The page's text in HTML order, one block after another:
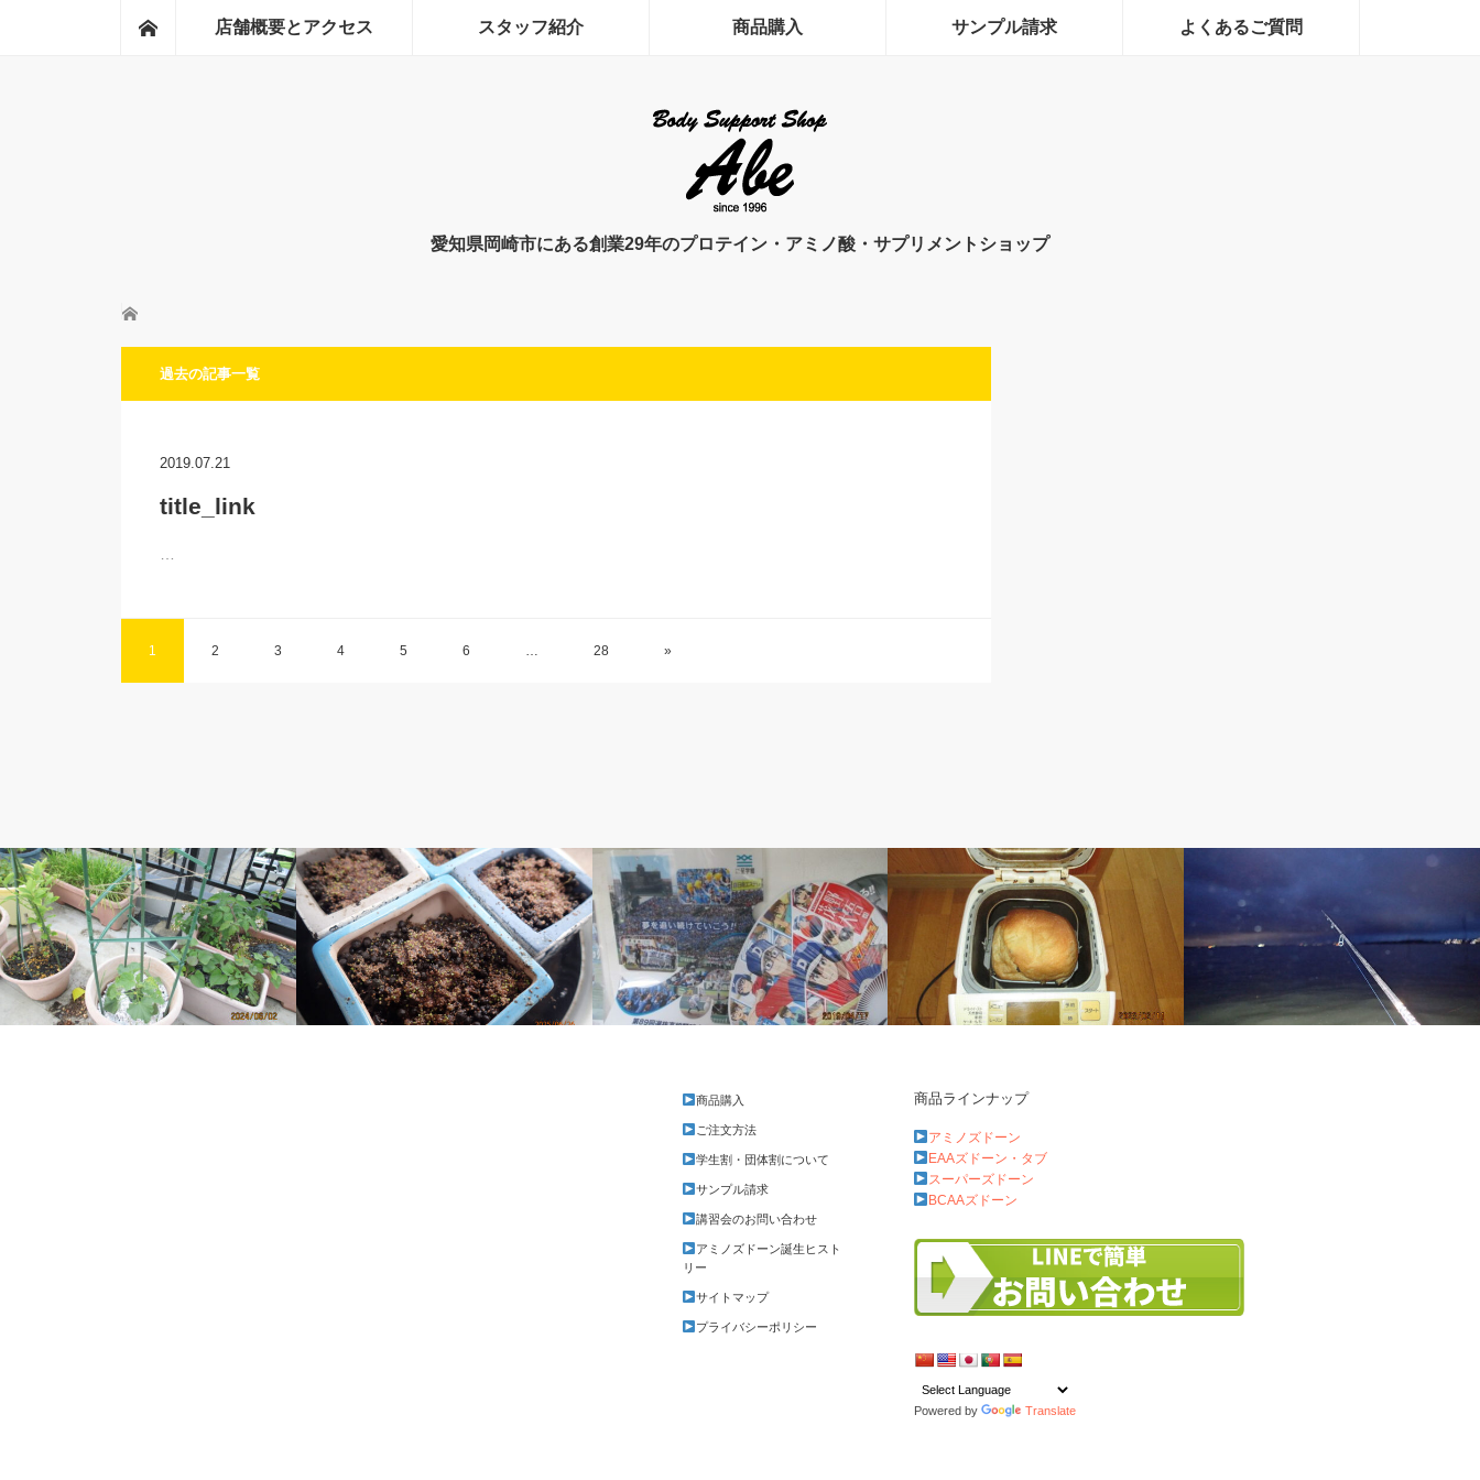
ホーム店舗概要とアクセス スタッフ紹介 商品購入 サンプル請求 よくあるご質問
愛知県岡崎市にある創業29年のプロテイン・アミノ酸・サプリメントショップ
ホーム
過去の記事一覧
2019.07.21
title_link
1 2 3 4 5 6 … 28 »
商品ラインナップ
アミノズドーン
EAAズドーン・タブ
スーパーズドーン
BCAAズドーン
Powered by Translate
商品購入
ご注文方法
学生割・団体割について
サンプル請求
講習会のお問い合わせ
アミノズドーン誕生ヒスト
リー
サイトマップ
プライバシーポリシー